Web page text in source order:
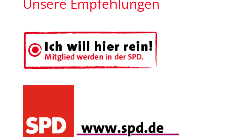
Unsere Empfehlungen